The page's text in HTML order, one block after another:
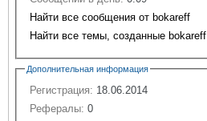
Найти все сообщения от bokareff
Найти все темы, созданные bokareff
Дополнительная информация
Регистрация: 18.06.2014
Рефералы: 0